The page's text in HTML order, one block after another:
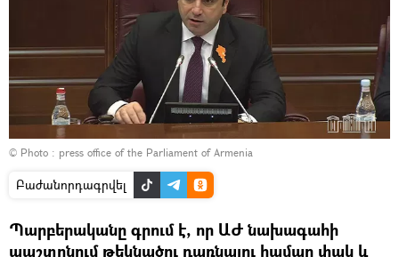
© Photo : press office of the Parliament of Armenia
Բաժանորդագրվել
Պարբերականը գրում է, որ ԱԺ նախագահի
պաշտոնում թեկնածու դառնալու համար փակ և